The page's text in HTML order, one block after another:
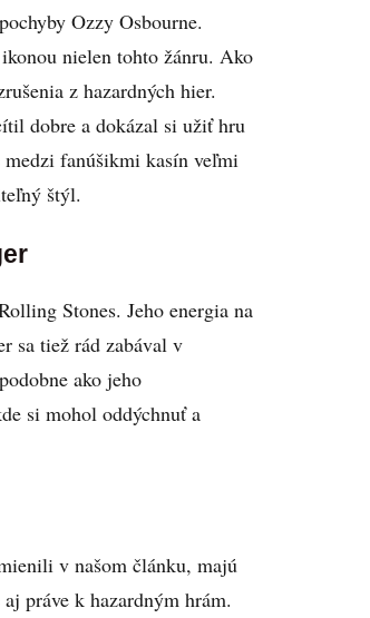
Ozzy Osbourne.
nielen tohto žánru. Ako
z hazardných hier.
dobre a dokázal si užiť hru
fanúšikmi kasín veľmi
štýl.
Stones. Jeho energia na
sa tiež rád zabával v
ako jeho
si mohol oddýchnuť a
v našom článku, majú
práve k hazardným hrám.